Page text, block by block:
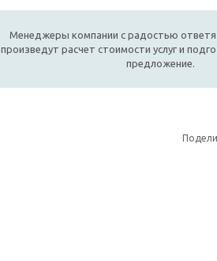
Менеджеры компании с радостью
произведут расчет стоимости услуг и
предложение.